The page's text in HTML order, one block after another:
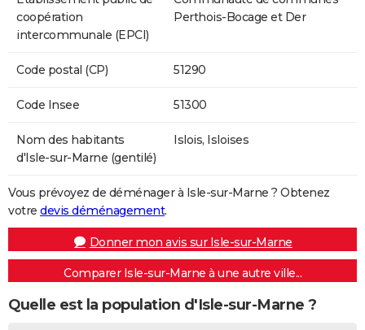
coopération
intercommunale (EPCI)
Perthois-Bocage et Der
Code postal (CP) 51290
Code Insee 51300
Nom des habitants
d'Isle-sur-Marne (gentilé)
Islois, Isloises
Vous prévoyez de déménager à Isle-sur-Marne ? Obtenez
votre devis déménagement.
Donner mon avis sur Isle-sur-Marne
Comparer Isle-sur-Marne à une autre ville...
Quelle est la population d'Isle-sur-Marne ?